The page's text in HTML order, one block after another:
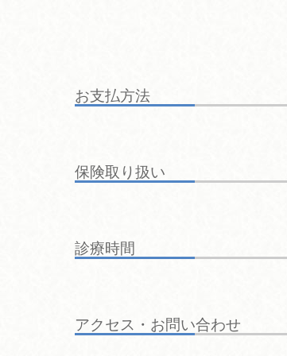
お支払方法
保険取り扱い
診療時間
アクセス・お問い合わせ